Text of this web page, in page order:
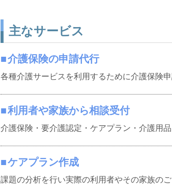
主なサービス
介護保険の申請代行
各種介護サービスを利用するために介護保険
利用者や家族から相談受付
介護保険・要介護認定・ケアプラン・介護用
ケアプラン作成
課題の分析を行い実際の利用者やその家族の